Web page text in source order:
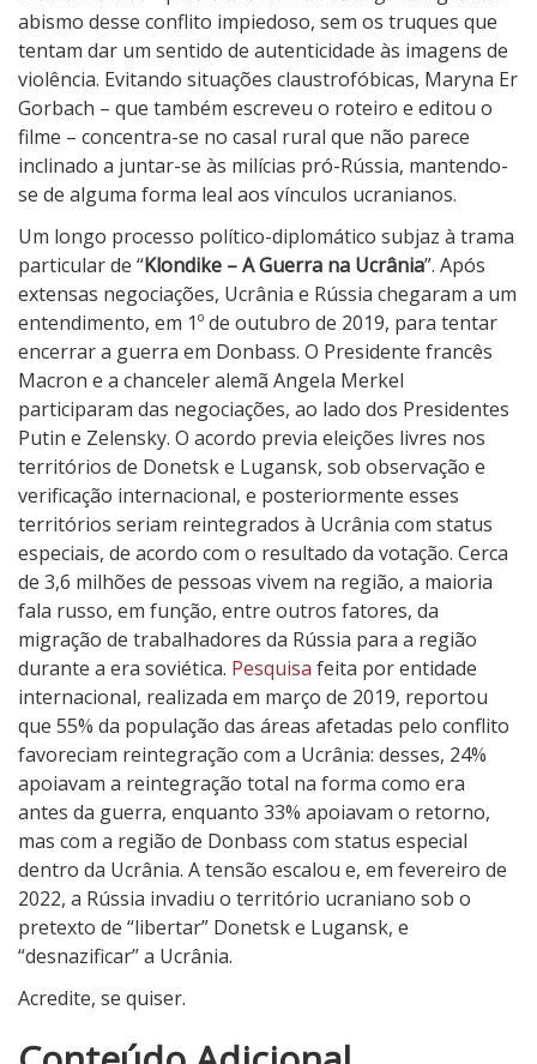
abismo desse conflito impiedoso, sem os truques que
tentam dar um sentido de autenticidade às imagens de
violência. Evitando situações claustrofóbicas, Maryna Er
Gorbach – que também escreveu o roteiro e editou o
filme – concentra-se no casal rural que não parece
inclinado a juntar-se às milícias pró-Rússia, mantendo-
se de alguma forma leal aos vínculos ucranianos.
Um longo processo político-diplomático subjaz à trama
particular de “Klondike – A Guerra na Ucrânia”. Após
extensas negociações, Ucrânia e Rússia chegaram a um
entendimento, em 1º de outubro de 2019, para tentar
encerrar a guerra em Donbass. O Presidente francês
Macron e a chanceler alemã Angela Merkel
participaram das negociações, ao lado dos Presidentes
Putin e Zelensky. O acordo previa eleições livres nos
territórios de Donetsk e Lugansk, sob observação e
verificação internacional, e posteriormente esses
territórios seriam reintegrados à Ucrânia com status
especiais, de acordo com o resultado da votação. Cerca
de 3,6 milhões de pessoas vivem na região, a maioria
fala russo, em função, entre outros fatores, da
migração de trabalhadores da Rússia para a região
durante a era soviética. Pesquisa feita por entidade
internacional, realizada em março de 2019, reportou
que 55% da população das áreas afetadas pelo conflito
favoreciam reintegração com a Ucrânia: desses, 24%
apoiavam a reintegração total na forma como era
antes da guerra, enquanto 33% apoiavam o retorno,
mas com a região de Donbass com status especial
dentro da Ucrânia. A tensão escalou e, em fevereiro de
2022, a Rússia invadiu o território ucraniano sob o
pretexto de “libertar” Donetsk e Lugansk, e
“desnazificar” a Ucrânia.
Acredite, se quiser.